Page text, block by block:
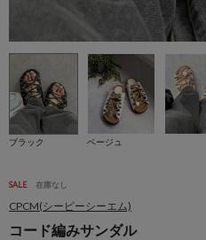
ブラック ベージュ
SALE 在庫なし
CPCM(シーピーシーエム)
コード編みサンダル